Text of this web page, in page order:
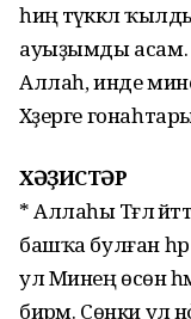
һиңә тәүәккәл
ауыҙымды асам.
Аллаһ, инде
Хәҙерге
ХӘҘИСТӘР
* Аллаһы Тәғәлә
башҡа булған һәр
ул Минең өсөн
бирәм. Сөнки ул